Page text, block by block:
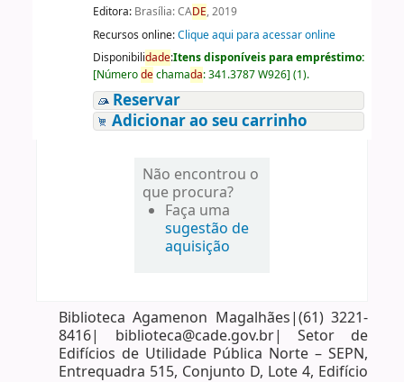
Editora: Brasília: CADE, 2019
Recursos online:Clique aqui para acessar online
Disponibilidade:Itens disponíveis para empréstimo:
[Númerodechamada:341.3787 W926] (1).
Reservar
Adicionar ao seu carrinho
Não encontrou o
que procura?
Faça uma
sugestão de
aquisição
Biblioteca Agamenon Magalhães|(61) 3221-
8416| biblioteca@cade.gov.br| Setor de
Edifícios de Utilidade Pública Norte – SEPN,
Entrequadra 515, Conjunto D, Lote 4, Edifício